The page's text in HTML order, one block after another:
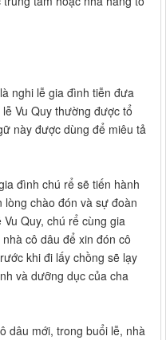
nghi lễ gia đình tiễn đưa
Vu Quy thường được tổ
này được dùng để miêu tả
đình chú rể sẽ tiến hành
chào đón và sự đoàn
Quy, chú rể cùng gia
cô dâu để xin đón cô
khi đi lấy chồng sẽ lạy
và dưỡng dục của cha
dâu mới, trong buổi lễ, nhà